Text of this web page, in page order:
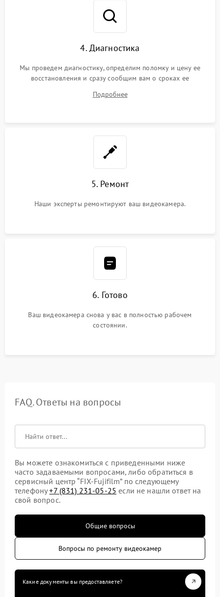
4. Диагностика
Мы проведем диагностику, определим поломку и цену ее
восстановления и сразу сообщим вам о сроках ее
Подробнее
5. Ремонт
Наши эксперты ремонтируют ваш видеокамера.
6. Готово
Ваш видеокамера снова у вас в полностью рабочем
состоянии.
FAQ. Ответы на вопросы
Вы можете ознакомиться с приведенными ниже
часто задаваемыми вопросами, либо обратиться в
сервисный центр “FIX-Fujifilm” по следующему
телефону+7 (831) 231-05-25 если не нашли ответ на
свой вопрос.
Общие вопросы
Вопросы по ремонту видеокамер
Какие документы вы предоставляете?